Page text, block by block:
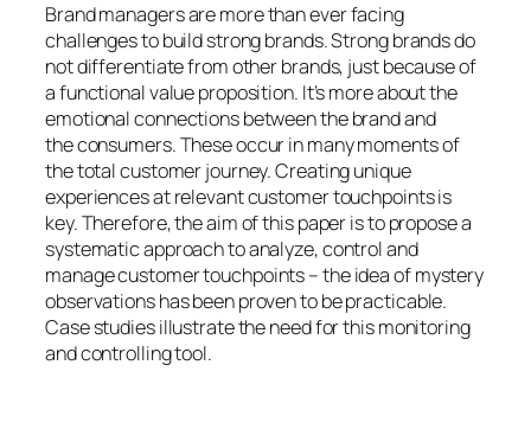
Brand managers are more than ever facing
challenges to build strong brands. Strong brands do
not differentiate from other brands, just because of
a functional value proposition. It’s more about the
emotional connections between the brand and
the consumers. These occur in many moments of
the total customer journey. Creating unique
experiences at relevant customer touchpoints is
key. Therefore, the aim of this paper is to propose a
systematic approach to analyze, control and
manage customer touchpoints – the idea of mystery
observations has been proven to be practicable.
Case studies illustrate the need for this monitoring
and controlling tool.